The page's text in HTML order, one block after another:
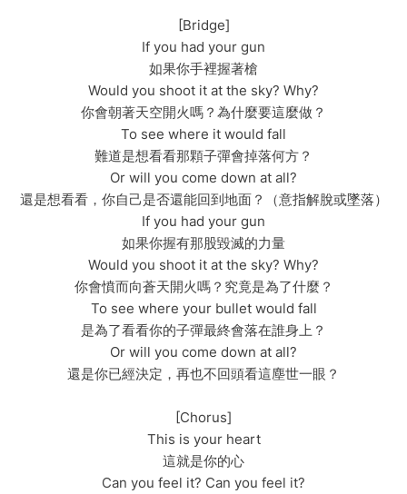
[Bridge]
If you had your gun
如果你手裡握著槍
Would you shoot it at the sky? Why?
你會朝著天空開火嗎？為什麼要這麼做？
To see where it would fall
難道是想看看那顆子彈會掉落何方？
Or will you come down at all?
還是想看看，你自己是否還能回到地面？（意指解脫或墜落）
If you had your gun
如果你握有那股毀滅的力量
Would you shoot it at the sky? Why?
你會憤而向蒼天開火嗎？究竟是為了什麼？
To see where your bullet would fall
是為了看看你的子彈最終會落在誰身上？
Or will you come down at all?
還是你已經決定，再也不回頭看這塵世一眼？
[Chorus]
This is your heart
這就是你的心
Can you feel it? Can you feel it?